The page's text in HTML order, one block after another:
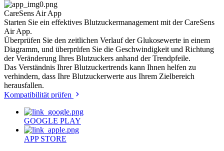
CareSens AirApp
Starten Sie ein effektives Blutzuckermanagement mit der CareSens
Air App.
Überprüfen Sie den zeitlichen Verlauf der Glukosewerte in einem
Diagramm, und überprüfen Sie die Geschwindigkeit und Richtung
der Veränderung Ihres Blutzuckers anhand der Trendpfeile.
Das Verständnis Ihrer Blutzuckertrends kann Ihnen helfen zu
verhindern, dass Ihre Blutzuckerwerte aus Ihrem Zielbereich
herausfallen.
Kompatibilität prüfen
GOOGLE PLAY
APP STORE